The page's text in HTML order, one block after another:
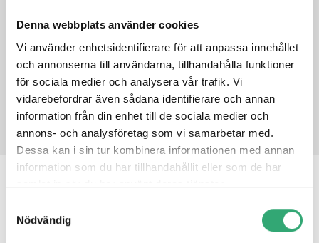
Denna webbplats använder cookies
Vi använder enhetsidentifierare för att anpassa innehållet
och annonserna till användarna, tillhandahålla funktioner
för sociala medier och analysera vår trafik. Vi
vidarebefordrar även sådana identifierare och annan
information från din enhet till de sociala medier och
annons- och analysföretag som vi samarbetar med.
Dessa kan i sin tur kombinera informationen med annan
information som du har tillhandahållit eller som de har
samlat in när du har använt deras tjänster.
Nödvändig
DATASHEET
PRODUCT INQUIRY
RELATED PRODUCTS